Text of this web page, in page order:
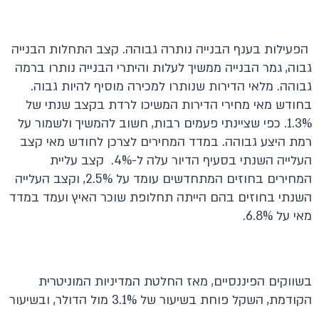
הפעילות בענף הבנייה נותרה גבוהה. קצב התחלות הבנייה
גבוה, גמר הבנייה ממשיך לעלות והיתרי הבנייה נותרו ברמה
גבוהה. מלאי הדירות שנותרו למכירה מוסיף להיות גבוה.
בחודש מאי מחירי הדירות המשיכו לרדת בקצב שנתי של
1.3%. כפי שציינתי פעמים רבות, חשוב להמשיך ולשמור על
רמת היצע גבוהה. במדד המחירים לצרכן לחודש מאי קצב
העלייה השנתי בסעיף הדיור עלה ל-4%. קצב עליית
המחירים בחוזים המתחדשים עומד על 2.5%, וקצב העלייה
השנתי בחוזים בהם הייתה תחלופת שוכר האיץ ועמד במדד
מאי על 6.8%.
בשווקים הפיננסיים, מאז החלטת המדיניות המוניטרית
הקודמת, השקל פוחת בשיעור של 3.1% מול הדולר, ובשיעור